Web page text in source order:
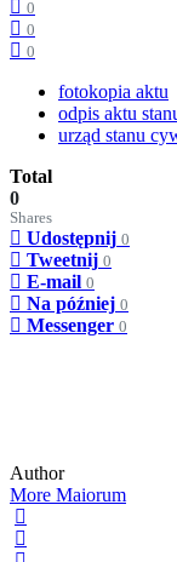
0
0
0
fotokopia aktu
odpis aktu
urząd stanu
Total
0
Shares
Udostępnij 0
Tweetnij 0
E-mail 0
Na później 0
Messenger 0
Author
More Maiorum